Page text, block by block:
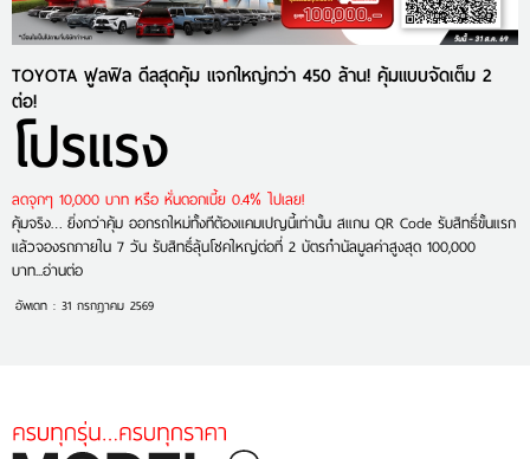
TOYOTA ฟูลฟิล ดีลสุดคุ้ม แจกใหญ่กว่า 450 ล้าน! คุ้มแบบจัดเต็ม 2
ต่อ!
โปรแรง
ลดจุกๆ 10,000 บาท หรือ หั่นดอกเบี้ย 0.4% ไปเลย!
คุ้มจริง… ยิ่งกว่าคุ้ม ออกรถใหม่ทั้งทีต้องแคมเปญนี้เท่านั้น สแกน QR Code รับสิทธิ์ขั้นแรก
แล้วจองรถภายใน 7 วัน รับสิทธิ์ลุ้นโชคใหญ่ต่อที่ 2 บัตรกำนัลมูลค่าสูงสุด 100,000
บาท...อ่านต่อ
อัพเดท : 31 กรกฎาคม 2569